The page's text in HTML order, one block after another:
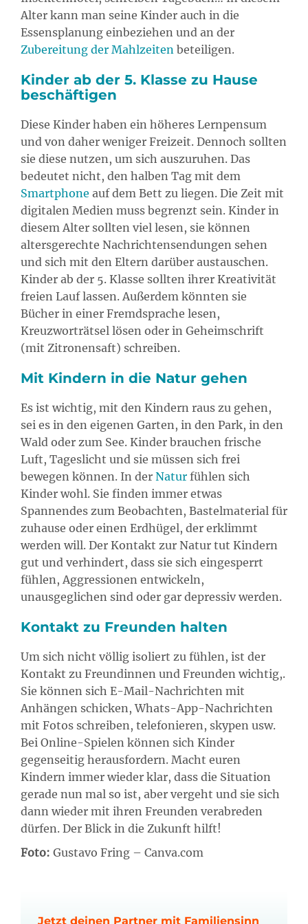
Alter kann man seine Kinder auch in die
Essensplanung einbeziehen und an der
Zubereitung der Mahlzeiten beteiligen.
Kinder ab der 5. Klasse zu Hause
beschäftigen
Diese Kinder haben ein höheres Lernpensum
und von daher weniger Freizeit. Dennoch sollten
sie diese nutzen, um sich auszuruhen. Das
bedeutet nicht, den halben Tag mit dem
Smartphone auf dem Bett zu liegen. Die Zeit mit
digitalen Medien muss begrenzt sein. Kinder in
diesem Alter sollten viel lesen, sie können
altersgerechte Nachrichtensendungen sehen
und sich mit den Eltern darüber austauschen.
Kinder ab der 5. Klasse sollten ihrer Kreativität
freien Lauf lassen. Außerdem könnten sie
Bücher in einer Fremdsprache lesen,
Kreuzworträtsel lösen oder in Geheimschrift
(mit Zitronensaft) schreiben.
Mit Kindern in die Natur gehen
Es ist wichtig, mit den Kindern raus zu gehen,
sei es in den eigenen Garten, in den Park, in den
Wald oder zum See. Kinder brauchen frische
Luft, Tageslicht und sie müssen sich frei
bewegen können. In der Natur fühlen sich
Kinder wohl. Sie finden immer etwas
Spannendes zum Beobachten, Bastelmaterial für
zuhause oder einen Erdhügel, der erklimmt
werden will. Der Kontakt zur Natur tut Kindern
gut und verhindert, dass sie sich eingesperrt
fühlen, Aggressionen entwickeln,
unausgeglichen sind oder gar depressiv werden.
Kontakt zu Freunden halten
Um sich nicht völlig isoliert zu fühlen, ist der
Kontakt zu Freundinnen und Freunden wichtig,.
Sie können sich E-Mail-Nachrichten mit
Anhängen schicken, Whats-App-Nachrichten
mit Fotos schreiben, telefonieren, skypen usw.
Bei Online-Spielen können sich Kinder
gegenseitig herausfordern. Macht euren
Kindern immer wieder klar, dass die Situation
gerade nun mal so ist, aber vergeht und sie sich
dann wieder mit ihren Freunden verabreden
dürfen. Der Blick in die Zukunft hilft!
Foto: Gustavo Fring – Canva.com
Jetzt deinen Partner mit Familiensinn